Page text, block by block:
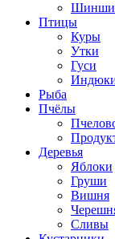
Птицы
Куры
Утки
Гуси
Рыба
Пчёлы
Деревья
Яблоки
Груши
Вишня
Сливы